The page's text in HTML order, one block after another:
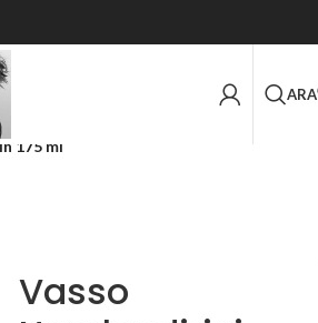
ARA
175 ml
Vasso